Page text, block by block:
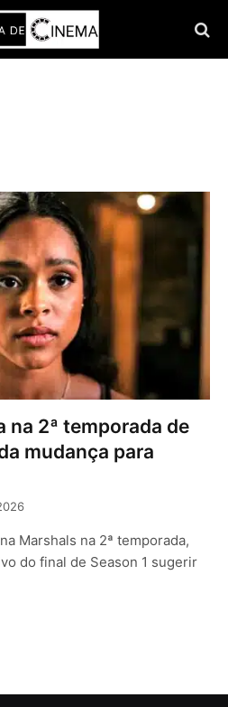
na 2ª temporada de
mudança para
Marshals na 2ª temporada,
do final de Season 1 sugerir